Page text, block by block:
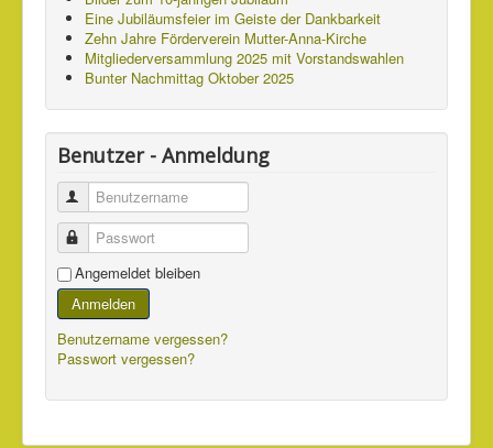
Eine Jubiläumsfeier im Geiste der Dankbarkeit
Zehn Jahre Förderverein Mutter-Anna-Kirche
Mitgliederversammlung 2025 mit Vorstandswahlen
Bunter Nachmittag Oktober 2025
Benutzer - Anmeldung
Benutzername
Passwort
Angemeldet bleiben
Anmelden
Benutzername vergessen?
Passwort vergessen?